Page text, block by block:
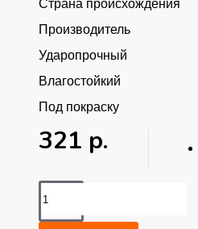
Страна происхождения
Производитель
Ударопрочный
Влагостойкий
Под покраску
321 р.